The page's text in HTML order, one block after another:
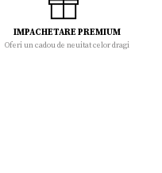
IMPACHETARE PREMIUM
Oferi un cadou de neuitat celor dragi